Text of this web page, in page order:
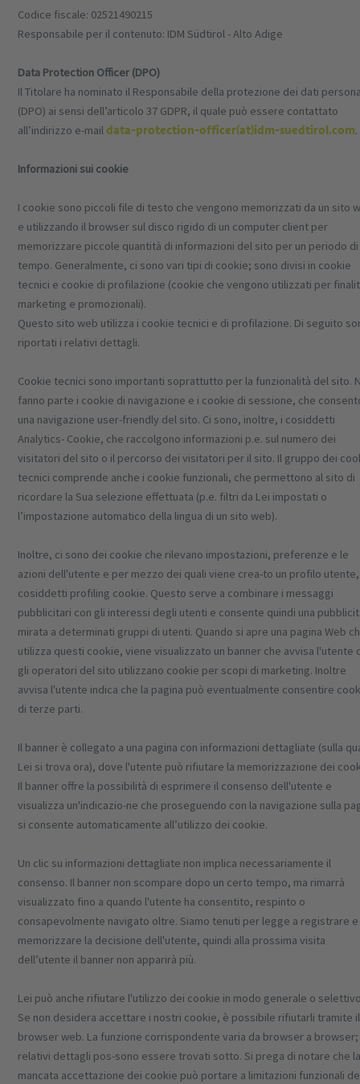
Codice fiscale: 02521490215
Responsabile per il contenuto: IDM Südtirol - Alto Adige
Data Protection Officer (DPO)
Il Titolare ha nominato il Responsabile della protezione dei dati
(DPO) ai sensi dell’articolo 37 GDPR, il quale può essere contattato
all’indirizzo e-maildata-protection-officer(at)idm-suedtirol.com.
Informazioni sui cookie
I cookie sono piccoli file di testo che vengono memorizzati da un sito
e utilizzando il browser sul disco rigido di un computer client per
memorizzare piccole quantità di informazioni del sito per un periodo di
tempo. Generalmente, ci sono vari tipi di cookie; sono divisi in cookie
tecnici e cookie di profilazione (cookie che vengono utilizzati per
marketing e promozionali).
Questo sito web utilizza i cookie tecnici e di profilazione. Di seguito
riportati i relativi dettagli.
Cookie tecnici sono importanti soprattutto per la funzionalità del sito.
fanno parte i cookie di navigazione e i cookie di sessione, che
una navigazione user-friendly del sito. Ci sono, inoltre, i cosiddetti
Analytics- Cookie, che raccolgono informazioni p.e. sul numero dei
visitatori del sito o il percorso dei visitatori per il sito. Il gruppo dei
tecnici comprende anche i cookie funzionali, che permettono al sito di
ricordare la Sua selezione effettuata (p.e. filtri da Lei impostati o
l’impostazione automatico della lingua di un sito web).
Inoltre, ci sono dei cookie che rilevano impostazioni, preferenze e le
azioni dell'utente e per mezzo dei quali viene crea-to un profilo
cosiddetti profiling cookie. Questo serve a combinare i messaggi
pubblicitari con gli interessi degli utenti e consente quindi una
mirata a determinati gruppi di utenti. Quando si apre una pagina Web
utilizza questi cookie, viene visualizzato un banner che avvisa l'utente
gli operatori del sito utilizzano cookie per scopi di marketing. Inoltre
avvisa l'utente indica che la pagina può eventualmente consentire
di terze parti.
Il banner è collegato a una pagina con informazioni dettagliate (sulla
Lei si trova ora), dove l'utente può rifiutare la memorizzazione dei
Il banner offre la possibilità di esprimere il consenso dell'utente e
visualizza un'indicazio-ne che proseguendo con la navigazione sulla
si consente automaticamente all’utilizzo dei cookie.
Un clic su informazioni dettagliate non implica necessariamente il
consenso. Il banner non scompare dopo un certo tempo, ma rimarrà
visualizzato fino a quando l'utente ha consentito, respinto o
consapevolmente navigato oltre. Siamo tenuti per legge a registrare e
memorizzare la decisione dell'utente, quindi alla prossima visita
dell’utente il banner non apparirà più.
Lei può anche rifiutare l'utilizzo dei cookie in modo generale o
Se non desidera accettare i nostri cookie, è possibile rifiutarli tramite il
browser web. La funzione corrispondente varia da browser a
relativi dettagli pos-sono essere trovati sotto. Si prega di notare che
mancata accettazione dei cookie può portare a limitazioni funzionali